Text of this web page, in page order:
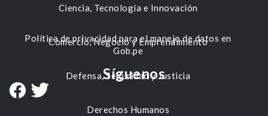
Ciencia, Tecnología e Innovación
Comercio, Negocio y Emprendimiento
Defensa, Seguridad y Justicia
Derechos Humanos
Política de privacidad para el manejo de datos en
Gob.pe
Síguenos